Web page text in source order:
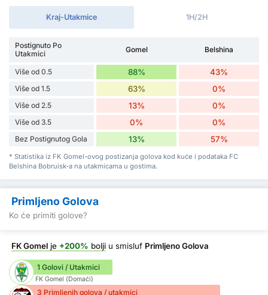
Kraj-Utakmice 1H/2H
Postignuto Po
Utakmici
Gomel Belshina
Više od 0.5 88% 43%
Više od 1.5 63% 0%
Više od 2.5 13% 0%
Više od 3.5 0% 0%
Bez Postignutog Gola 13% 57%
* Statistika iz FK Gomel-ovog postizanja golova kod kuće i podataka FC
Belshina Bobruisk-a na utakmicama u gostima.
Primljeno Golova
Ko će primiti golove?
FK Gomel je +200% bolji u smisluf Primljeno Golova
1 Golovi / Utakmici
FK Gomel (Domaći)
3 Primljenih golova / utakmici